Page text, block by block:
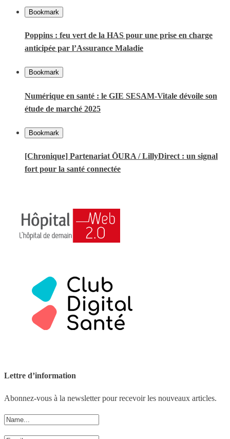
Bookmark
Poppins : feu vert de la HAS pour une prise en charge
anticipée par l’Assurance Maladie
Bookmark
Numérique en santé : le GIE SESAM-Vitale dévoile son
étude de marché 2025
Bookmark
[Chronique] Partenariat ŌURA / LillyDirect : un signal
fort pour la santé connectée
Lettre d’information
Abonnez-vous à la newsletter pour recevoir les nouveaux articles.